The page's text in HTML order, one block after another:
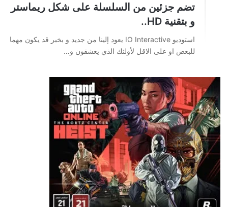
تضم جزئين من السلسلة على شكل ريماستر
و بتقنية HD..
استوديو IO Interactive يعود إلينا من جديد و بخبر قد يكون مهما
للبعض او على الاقل لأولئك الذي يعشقون و…